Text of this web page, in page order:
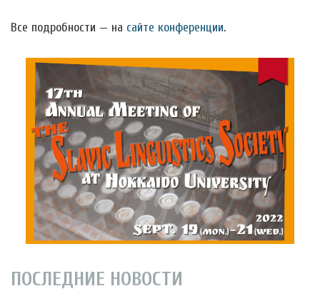
Все подробности — на сайте конференции.
ПОСЛЕДНИЕ НОВОСТИ